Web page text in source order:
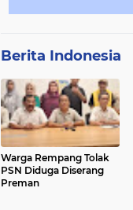
Berita Indonesia
Warga Rempang Tolak
PSN Diduga Diserang
Preman